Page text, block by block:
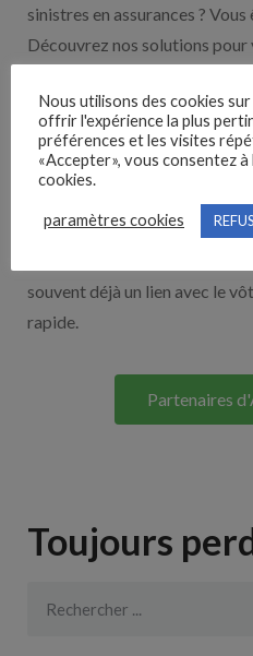
sinistres en assurances ?
Découvrez nos solutions pour
Nos
Découvrez nos partenaires !
multidiffuseurs, sites payant…
souvent déjà un lien avec le
rapide.
Partenaires
Toujours
Nous utilisons des cookies
offrir l'expérience la plus
préférences et les visites
«Accepter», vous consentez
cookies.
paramètres cookies